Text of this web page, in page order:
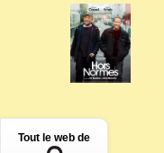
Tout le web de